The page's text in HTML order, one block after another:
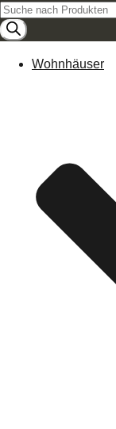
Products
search
Wohnhäuser